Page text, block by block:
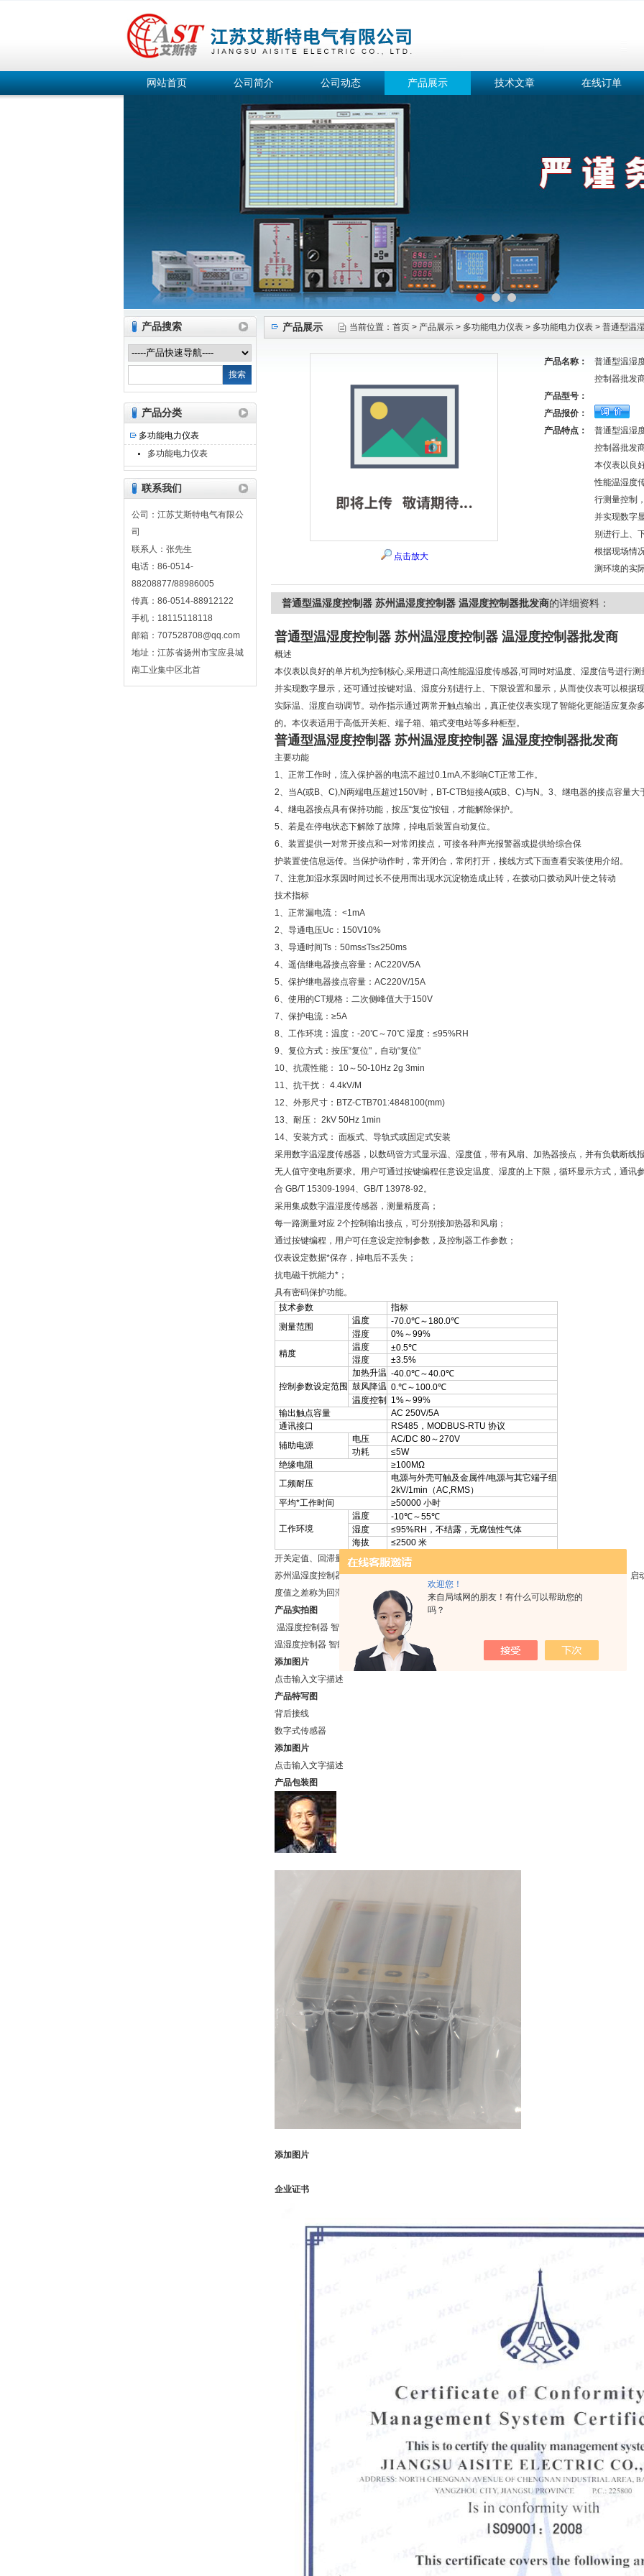
欢迎您！
来自局域网的朋友！有什么可以帮助您的
吗？
江苏艾斯特电气有限公司
网站首页 公司简介 公司动态 产品展示 技术文章 在线订单
产品搜索
产品分类
多功能电力仪表
多功能电力仪表
联系我们
公司：江苏艾斯特电气有限公
司
联系人：张先生
电话：86-0514-
88208877/88986005
传真：86-0514-88912122
手机：18115118118
邮箱：707528708@qq.com
地址：江苏省扬州市宝应县城
南工业集中区北首
产品展示 当前位置： 首页 > 产品展示 > 多功能电力仪表 > 多功能电力仪表 > 普通型温
点击放大
产品名称：
普通型温湿
控制器批发
产品型号：
产品报价：
产品特点：
普通型温湿
控制器批发
本仪表以良
性能温湿度
行测量控制，
并实现数字
别进行上、
根据现场情
测环境的实
普通型温湿度控制器 苏州温湿度控制器 温湿度控制器批发商的详细资料：
普通型温湿度控制器 苏州温湿度控制器 温湿度控制器批发商
概述
本仪表以良好的单片机为控制核心,采用进口高性能温湿度传感器,可同时对温度、湿度信号进行测
并实现数字显示，还可通过按键对温、湿度分别进行上、下限设置和显示，从而使仪表可以根据
实际温、湿度自动调节。动作指示通过两常开触点输出，真正使仪表实现了智能化更能适应复杂
的。本仪表适用于高低开关柜、端子箱、箱式变电站等多种柜型。
普通型温湿度控制器 苏州温湿度控制器 温湿度控制器批发商
主要功能
1、正常工作时，流入保护器的电流不超过0.1mA,不影响CT正常工作。
2、当A(或B、C),N两端电压超过150V时，BT-CTB短接A(或B、C)与N。3、继电器的接点容量大
4、继电器接点具有保持功能，按压“复位"按钮，才能解除保护。
5、若是在停电状态下解除了故障，掉电后装置自动复位。
6、装置提供一对常开接点和一对常闭接点，可接各种声光报警器或提供给综合保
护装置使信息远传。当保护动作时，常开闭合，常闭打开，接线方式下面查看安装使用介绍。
7、注意加湿水泵因时间过长不使用而出现水沉淀物造成止转，在拨动口拨动风叶使之转动
技术指标
1、正常漏电流： <1mA
2、导通电压Uc：150V10%
3、导通时间Ts：50ms≤Ts≤250ms
4、遥信继电器接点容量：AC220V/5A
5、保护继电器接点容量：AC220V/15A
6、使用的CT规格：二次侧峰值大于150V
7、保护电流：≥5A
8、工作环境：温度：-20℃～70℃ 湿度：≤95%RH
9、复位方式：按压“复位"，自动“复位"
10、抗震性能： 10～50-10Hz 2g 3min
11、抗干扰： 4.4kV/M
12、外形尺寸：BTZ-CTB701:4848100(mm)
13、耐压： 2kV 50Hz 1min
14、安装方式： 面板式、导轨式或固定式安装
采用数字温湿度传感器，以数码管方式显示温、湿度值，带有风扇、加热器接点，并有负载断线
无人值守变电所要求。用户可通过按键编程任意设定温度、湿度的上下限，循环显示方式，通讯
合 GB/T 15309-1994、GB/T 13978-92。
采用集成数字温湿度传感器，测量精度高；
每一路测量对应 2个控制输出接点，可分别接加热器和风扇；
通过按键编程，用户可任意设定控制参数，及控制器工作参数；
仪表设定数据*保存，掉电后不丢失；
抗电磁干扰能力*；
具有密码保护功能。
技术参数
指标
测量范围
温度
-70.0℃～180.0℃
湿度
0%～99%
精度
温度
±0.5℃
湿度
±3.5%
控制参数设定范围
加热升温 -40.0℃～40.0℃
鼓风降温 0.℃～100.0℃
温度控制
1%～99%
输出触点容量
AC 250V/5A
通讯接口
RS485，MODBUS-RTU 协议
辅助电源
电压
AC/DC 80～270V
功耗
≤5W
绝缘电阻
≥100MΩ
工频耐压
电源与外壳可触及金属件/电源与其它端子组
2kV/1min（AC,RMS）
平均*工作时间
≥50000 小时
工作环境
温度
-10℃～55℃
湿度
≤95%RH，不结露，无腐蚀性气体
海拔
≤2500 米
开关定值、回滞量到控制输出：
苏州温湿度控制器,苏州温湿度控制器生产厂家温湿度控制过程中，执行部件（加热器或风扇）
度值之差称为回滞量。
产品实拍图
温湿度控制器 智能选择WSK型温湿度控制厂家艾斯特专属
温湿度控制器 智能选择WSK型温湿度控制厂家艾斯特专属
添加图片
点击输入文字描述
产品特写图
背后接线
数字式传感器
添加图片
点击输入文字描述
产品包装图
添加图片
企业证书